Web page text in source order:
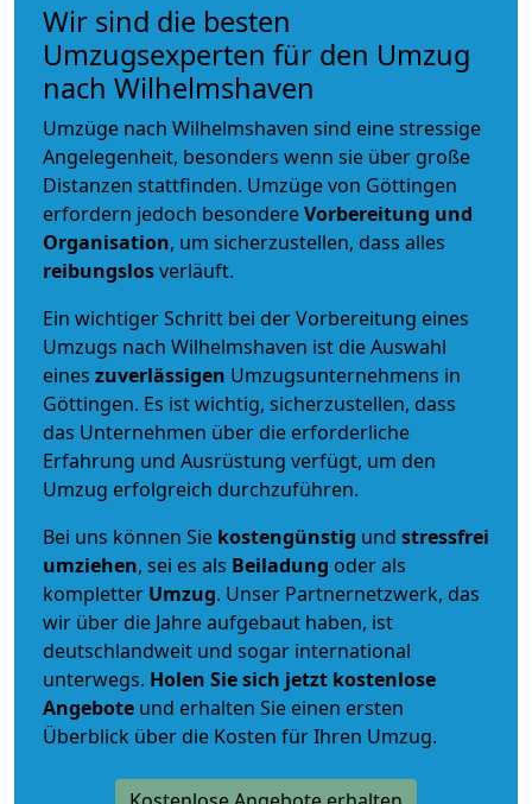
Wir sind die besten
Umzugsexperten für den Umzug
nach Wilhelmshaven
Umzüge nach Wilhelmshaven sind eine stressige
Angelegenheit, besonders wenn sie über große
Distanzen stattfinden. Umzüge von Göttingen
erfordern jedoch besondereVorbereitung und
Organisation, um sicherzustellen, dass alles
reibungslosverläuft.
Ein wichtiger Schritt bei der Vorbereitung eines
Umzugs nach Wilhelmshaven ist die Auswahl
eines zuverlässigen Umzugsunternehmens in
Göttingen. Es ist wichtig, sicherzustellen, dass
das Unternehmen über die erforderliche
Erfahrung und Ausrüstung verfügt, um den
Umzug erfolgreich durchzuführen.
Bei uns können Sie kostengünstig und stressfrei
umziehen, sei es als Beiladung oder als
kompletter Umzug. Unser Partnernetzwerk, das
wir über die Jahre aufgebaut haben, ist
deutschlandweit und sogar international
unterwegs. Holen Sie sich jetzt kostenlose
Angebote und erhalten Sie einen ersten
Überblick über die Kosten für Ihren Umzug.